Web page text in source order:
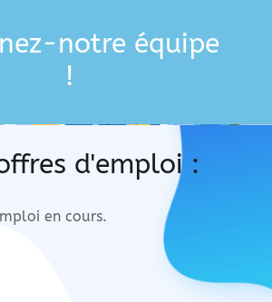
notre équipe
!
d'emploi :
en cours.